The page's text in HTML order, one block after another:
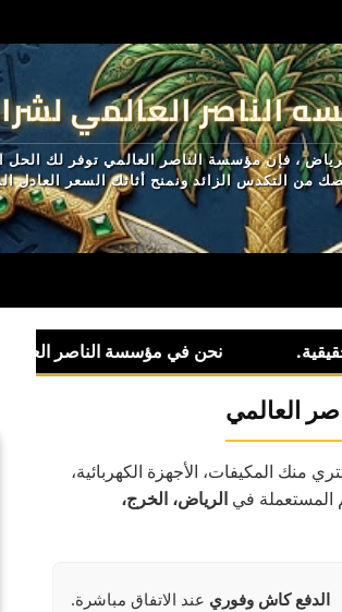
العالمي
، فإن مؤسسة الناصر العالمي توفر لك الحل
من التكدس الزائد ونمنح أثاثك السعر
العالمي
منك المكيفات، الأجهزة الكهربائية،
المستعملة في الرياض، الخرج،
الدفع كاش وفوري عند الاتفاق مباشرة.